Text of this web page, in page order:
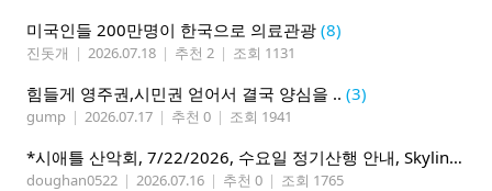
미국인들 200만명이 한국으로 의료관광 (8)
진돗개 | 2026.07.18 | 추천 2 | 조회 1131
힘들게 영주권,시민권 얻어서 결국 양심을 .. (3)
gump | 2026.07.17 | 추천 0 | 조회 1941
*시애틀 산악회, 7/22/2026, 수요일 정기산행 안내, Skyline Trail Loop(Mt. Rainier)*
doughan0522 | 2026.07.16 | 추천 0 | 조회 1765